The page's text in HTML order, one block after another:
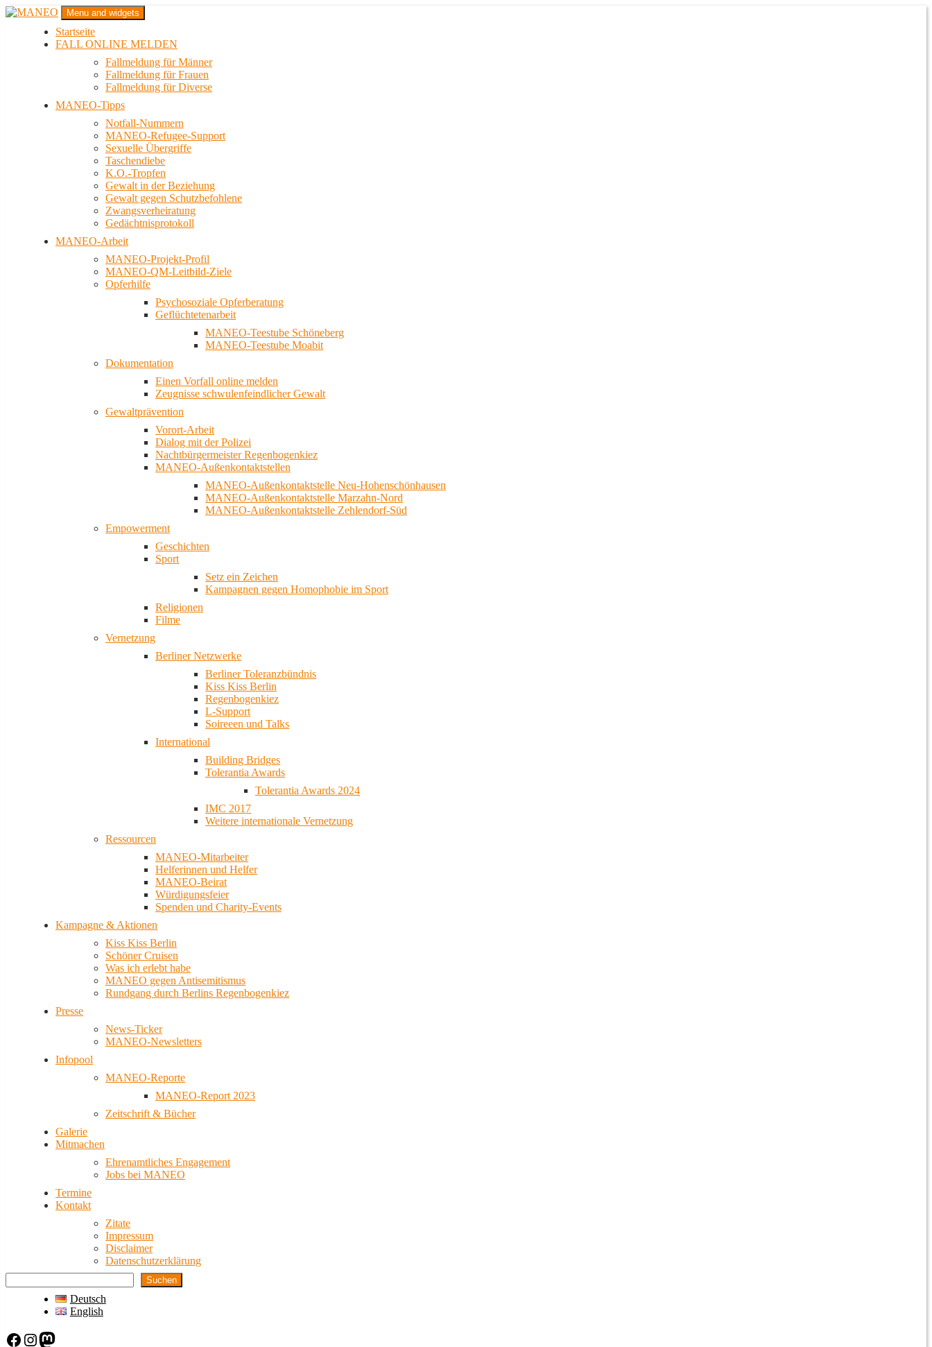
Zum
MANEO
Das schwule Anti-Gewalt-Projekt in Berlin
Menu and widgets
Startseite
FALL ONLINE MELDEN
Fallmeldung für Männer
Fallmeldung für Frauen
Fallmeldung für Diverse
MANEO-Tipps
Notfall-Nummern
MANEO-Refugee-Support
Sexuelle Übergriffe
Taschendiebe
K.O.-Tropfen
Gewalt in der Beziehung
Gewalt gegen Schutzbefohlene
Zwangsverheiratung
Gedächtnisprotokoll
MANEO-Arbeit
MANEO-Projekt-Profil
MANEO-QM-Leitbild-Ziele
Opferhilfe
Psychosoziale Opferberatung
Geflüchtetenarbeit
MANEO-Teestube Schöneberg
MANEO-Teestube Moabit
Dokumentation
Einen Vorfall online melden
Zeugnisse schwulenfeindlicher Gewalt
Gewaltprävention
Vorort-Arbeit
Dialog mit der Polizei
Nachtbürgermeister Regenbogenkiez
MANEO-Außenkontaktstellen
MANEO-Außenkontaktstelle Neu-Hohenschönhausen
MANEO-Außenkontaktstelle Marzahn-Nord
MANEO-Außenkontaktstelle Zehlendorf-Süd
Empowerment
Geschichten
Sport
Setz ein Zeichen
Kampagnen gegen Homophobie im Sport
Religionen
Filme
Vernetzung
Berliner Netzwerke
Berliner Toleranzbündnis
Kiss Kiss Berlin
Regenbogenkiez
L-Support
Soireeen und Talks
International
Building Bridges
Tolerantia Awards
Tolerantia Awards 2024
IMC 2017
Weitere internationale Vernetzung
Ressourcen
MANEO-Mitarbeiter
Helferinnen und Helfer
MANEO-Beirat
Würdigungsfeier
Spenden und Charity-Events
Kampagne & Aktionen
Kiss Kiss Berlin
Schöner Cruisen
Was ich erlebt habe
MANEO gegen Antisemitismus
Rundgang durch Berlins Regenbogenkiez
Presse
News-Ticker
MANEO-Newsletters
Infopool
MANEO-Reporte
MANEO-Report 2023
Zeitschrift & Bücher
Galerie
Mitmachen
Ehrenamtliches Engagement
Jobs bei MANEO
Termine
Kontakt
Zitate
Impressum
Disclaimer
Datenschutzerklärung
Suchen
Deutsch
English
Facebook Instagram Mastodon